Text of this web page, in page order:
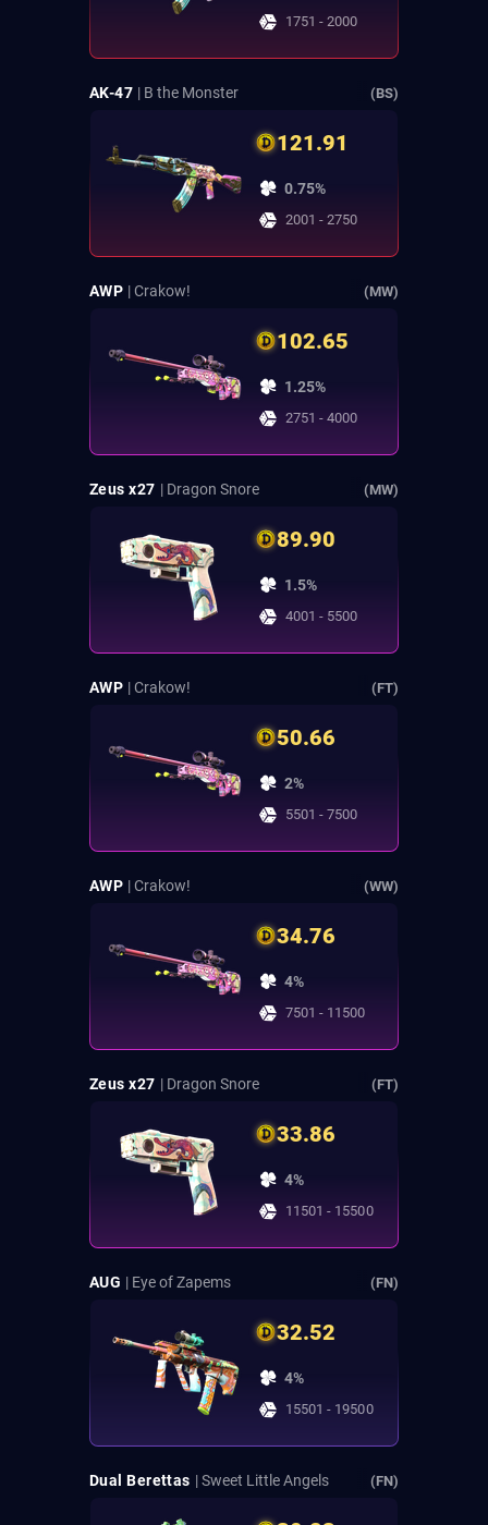
1751 - 2000
AK-47 | B the Monster (BS)
121.91
0.75%
2001 - 2750
AWP | Crakow! (MW)
102.65
1.25%
2751 - 4000
Zeus x27 | Dragon Snore (MW)
89.90
1.5%
4001 - 5500
AWP | Crakow! (FT)
50.66
2%
5501 - 7500
AWP | Crakow! (WW)
34.76
4%
7501 - 11500
Zeus x27 | Dragon Snore (FT)
33.86
4%
11501 - 15500
AUG | Eye of Zapems (FN)
32.52
4%
15501 - 19500
Dual Berettas | Sweet Little Angels (FN)